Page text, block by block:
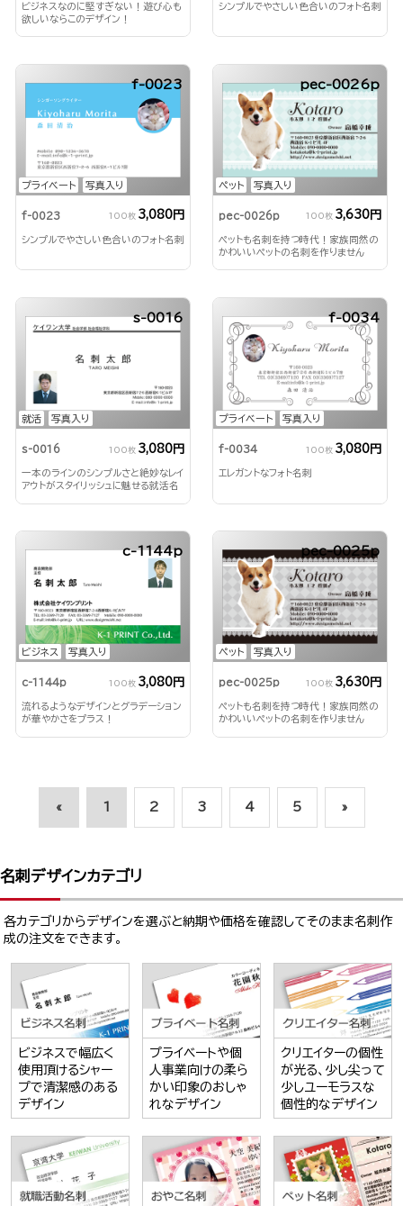
ビジネスなのに堅すぎない！遊び心も
欲しいならこのデザイン！
シンプルでやさしい色合いのフォト名刺
プライベート 写真入り
f-0023
f-0023 100枚 3,080円
シンプルでやさしい色合いのフォト名刺
ペット 写真入り
pec-0026p
pec-0026p 100枚 3,630円
ペットも名刺を持つ時代！家族同然の
かわいいペットの名刺を作りません
就活 写真入り
s-0016
s-0016 100枚 3,080円
一本のラインのシンプルさと絶妙なレイ
アウトがスタイリッシュに魅せる就活名
プライベート 写真入り
f-0034
f-0034 100枚 3,080円
エレガントなフォト名刺
ビジネス 写真入り
c-1144p
c-1144p 100枚 3,080円
流れるようなデザインとグラデーション
が華やかさをプラス！
ペット 写真入り
pec-0025p
pec-0025p 100枚 3,630円
ペットも名刺を持つ時代！家族同然の
かわいいペットの名刺を作りません
« 1 2 3 4 5 »
名刺デザインカテゴリ
各カテゴリからデザインを選ぶと納期や価格を確認してそのまま名刺作
成の注文をできます。
ビジネスで幅広く
使用頂けるシャー
プで清潔感のある
デザイン
プライベートや個
人事業向けの柔ら
かい印象のおしゃ
れなデザイン
クリエイターの個性
が光る、少し尖って
少しユーモラスな
個性的なデザイン